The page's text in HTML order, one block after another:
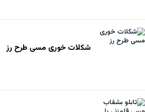
شکلات خوری مسی طرح رز